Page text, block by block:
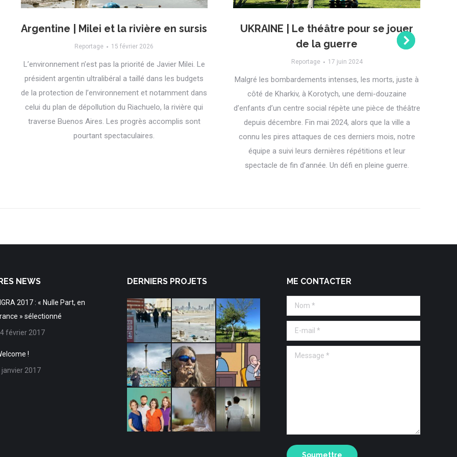
Argentine | Milei et la rivière en sursis
Reportage 15 février 2026
L’environnement n’est pas la priorité de Javier Milei. Le
président argentin ultralibéral a taillé dans les budgets
de la protection de l’environnement et notamment dans
celui du plan de dépollution du Riachuelo, la rivière qui
traverse Buenos Aires. Les progrès accomplis sont
pourtant spectaculaires.
UKRAINE | Le théâtre pour se jouer
de la guerre
Reportage 17 juin 2024
Malgré les bombardements intenses, les morts, juste à
côté de Kharkiv, à Korotych, une demi-douzaine
d’enfants d’un centre social répète une pièce de théâtre
depuis décembre. Fin mai 2024, alors que la ville a
connu les pires attaques de ces derniers mois, notre
équipe a suivi leurs dernières répétitions et leur
spectacle de fin d’année. Un défi en pleine guerre.
NEWS
2017 : « Nulle Part, en
» sélectionné
février 2017
!
janvier 2017
DERNIERS PROJETS ME CONTACTER
Nom *
E-mail *
Message *
Soumettre